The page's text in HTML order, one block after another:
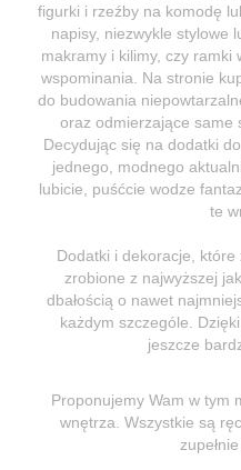
figurki i rzeźby na komodę
napisy, niezwykle stylowe
makramy i kilimy, czy ramki
wspominania. Na stronie
do budowania
oraz odmierzające same
Decydując się na dodatki
jednego, modnego
lubicie, puśćcie wodze
te
Dodatki i dekoracje, które
zrobione z najwyższej
dbałością o nawet
każdym szczególe.
jeszcze
Proponujemy Wam w tym
wnętrza. Wszystkie są